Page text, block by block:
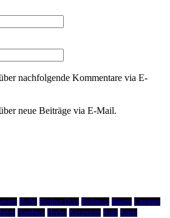
nachfolgende Kommentare via E-
neue Beiträge via E-Mail.
Berlin Berliner Dom Bodensee Bäume Camping
Hamburg Herbst Kurzreisen Köln Küste